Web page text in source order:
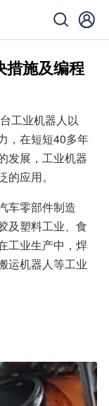
措施及编程
工业机器人以
，在短短40多年
发展，工业机器
应用。
车零部件制造
及塑料工业、食
工业生产中，焊
运机器人等工业